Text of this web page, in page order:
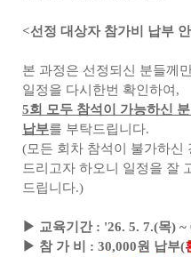
<선정 대상자 참가비 납부
본 과정은 선정되신 분들께
일정을 다시한번 확인하여,
5회 모두 참석이 가능하신
납부를 부탁드립니다.
(모든 회차 참석이 불가하신
드리고자 하오니 일정을 잘
드립니다.)
▶ 교육기간 : '26. 5. 7.(목) ~
▶ 참 가 비 : 30,000원 납부(